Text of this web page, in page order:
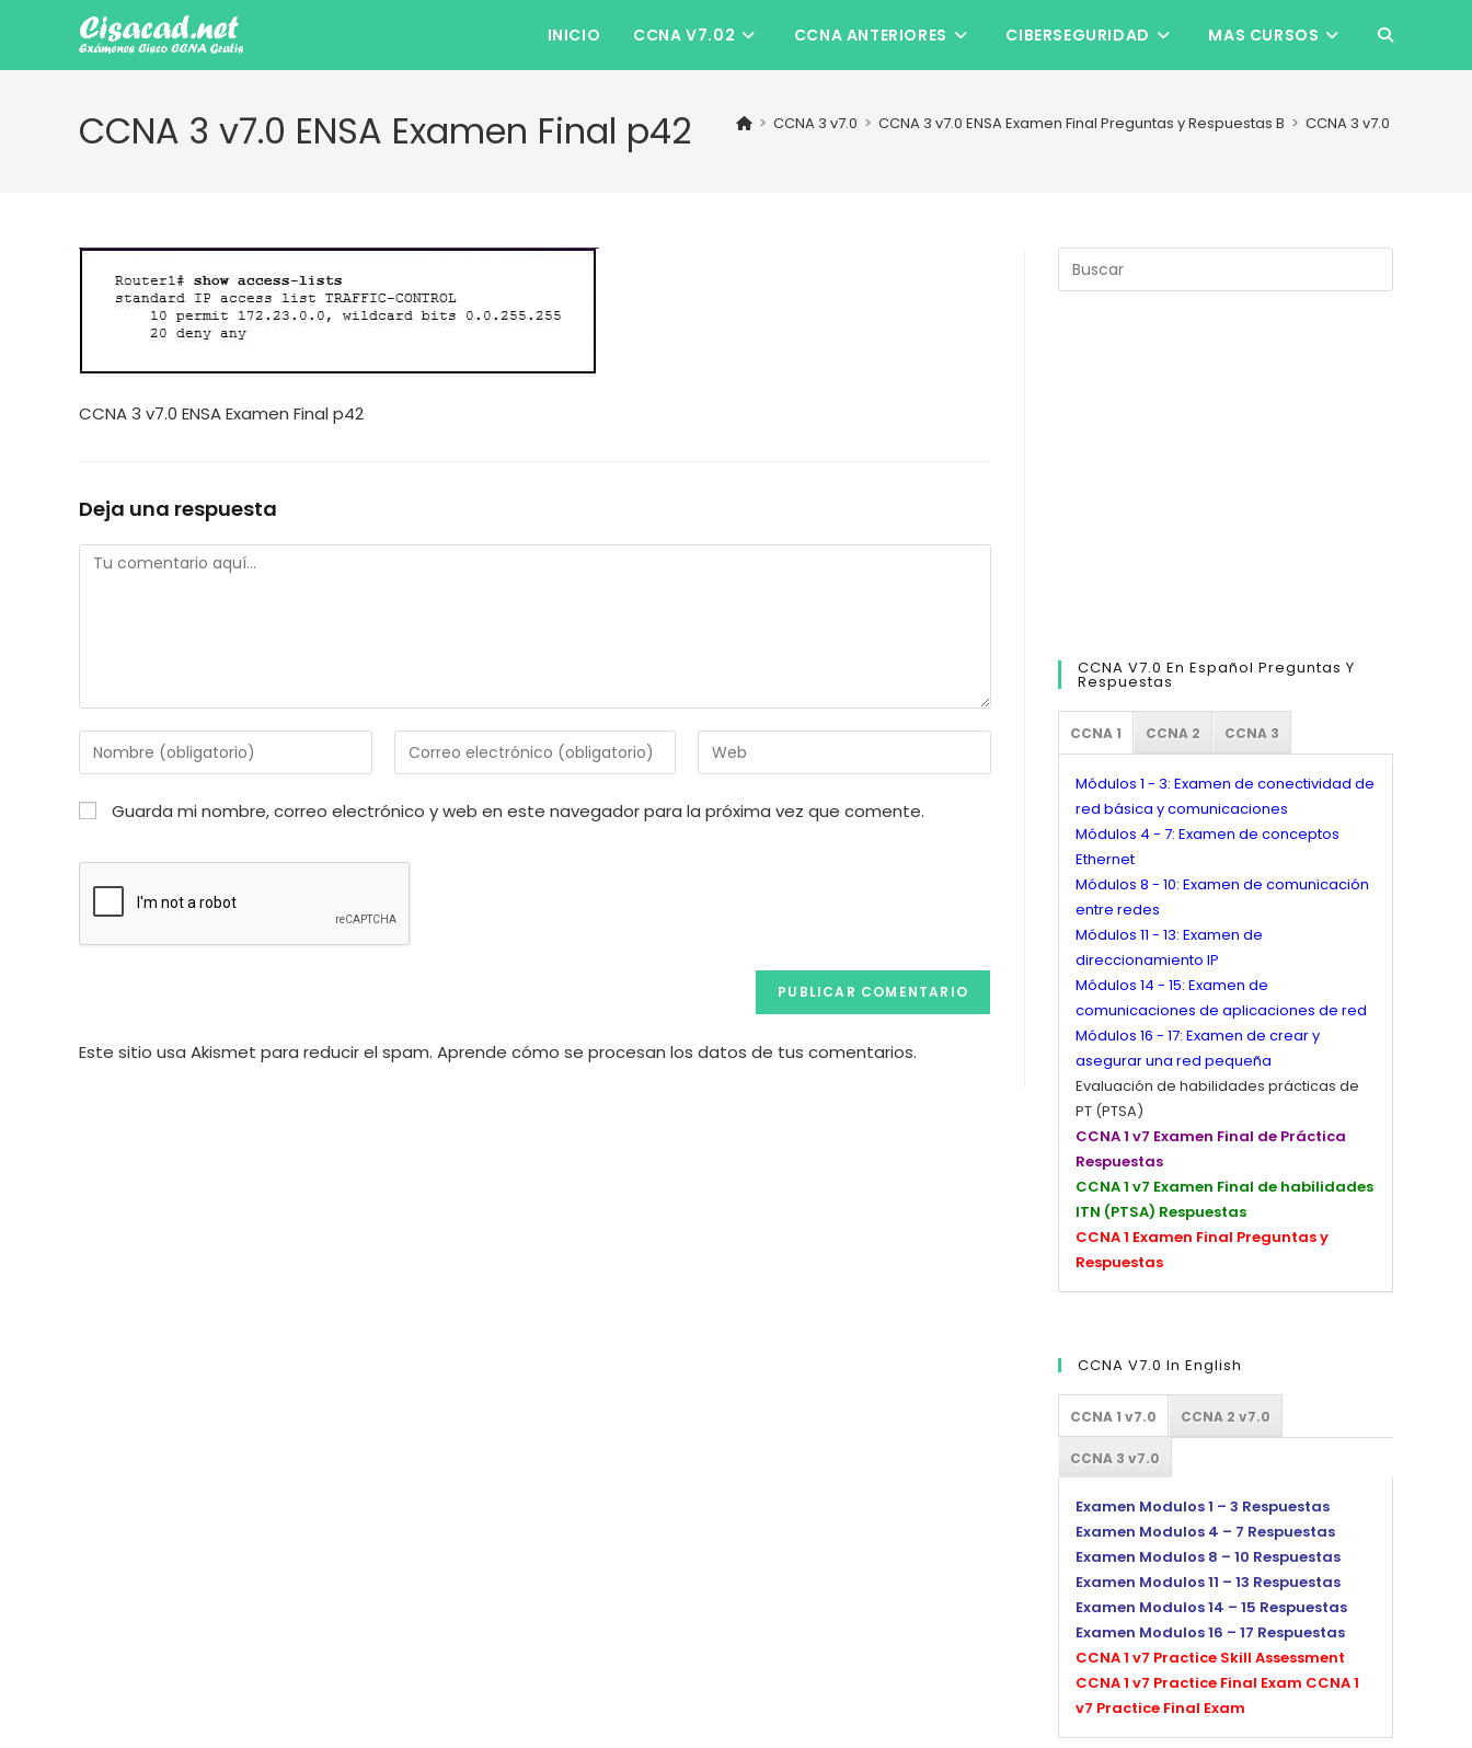
contenido
INICIO CCNA V7.02 CCNA ANTERIORES CIBERSEGURIDAD MAS CURSOS ALTERNAR
LA
CCNA 3 v7.0 ENSA Examen Final p42 > CCNA 3 v7.0 > CCNA 3 v7.0 ENSA Examen Final Preguntas y Respuestas B > CCNA 3 v7.0 ENSA
CCNA 3 v7.0 ENSA Examen Final p42
Deja una respuesta
Comentario
Introduce
tu
nombre
o
Introduce
tu
Introduce
la
de
Guarda mi nombre, correo electrónico y web en este navegador para la próxima vez que comente.
Este sitio usa Akismet para reducir el spam. Aprende cómo se procesan los datos de tus comentarios.
Escape
CCNA V7.0 En Español Preguntas Y
Respuestas
CCNA 1 CCNA 2 CCNA 3
Módulos 1 - 3: Examen de conectividad de
red básica y comunicaciones
Módulos 4 - 7: Examen de conceptos
Ethernet
Módulos 8 - 10: Examen de comunicación
entre redes
Módulos 11 - 13: Examen de
direccionamiento IP
Módulos 14 - 15: Examen de
comunicaciones de aplicaciones de red
Módulos 16 - 17: Examen de crear y
asegurar una red pequeña
Evaluación de habilidades prácticas de
PT (PTSA)
CCNA 1 v7 Examen Final de Práctica
Respuestas
CCNA 1 v7 Examen Final de habilidades
ITN (PTSA) Respuestas
CCNA 1 Examen Final Preguntas y
Respuestas
CCNA V7.0 In English
CCNA 1 v7.0 CCNA 2 v7.0
CCNA 3 v7.0
Examen Modulos 1 – 3 Respuestas
Examen Modulos 4 – 7 Respuestas
Examen Modulos 8 – 10 Respuestas
Examen Modulos 11 – 13 Respuestas
Examen Modulos 14 – 15 Respuestas
Examen Modulos 16 – 17 Respuestas
CCNA 1 v7 Practice Skill Assessment
CCNA 1 v7 Practice Final Exam CCNA 1
v7 Practice Final Exam